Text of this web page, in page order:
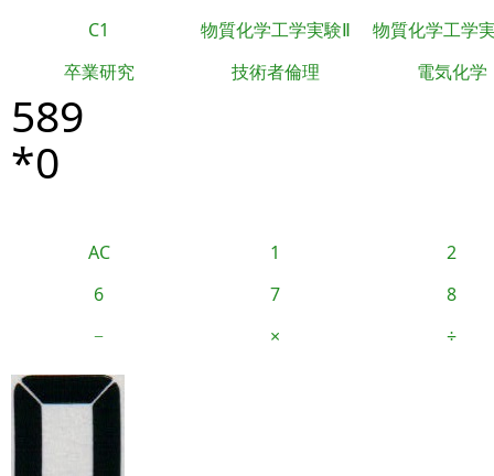
C1 物質化学工学実験Ⅱ
物質化学工学
卒業研究
技術者倫理 電気化学
589
*0
AC 1
2
6
7
8
−
× ÷